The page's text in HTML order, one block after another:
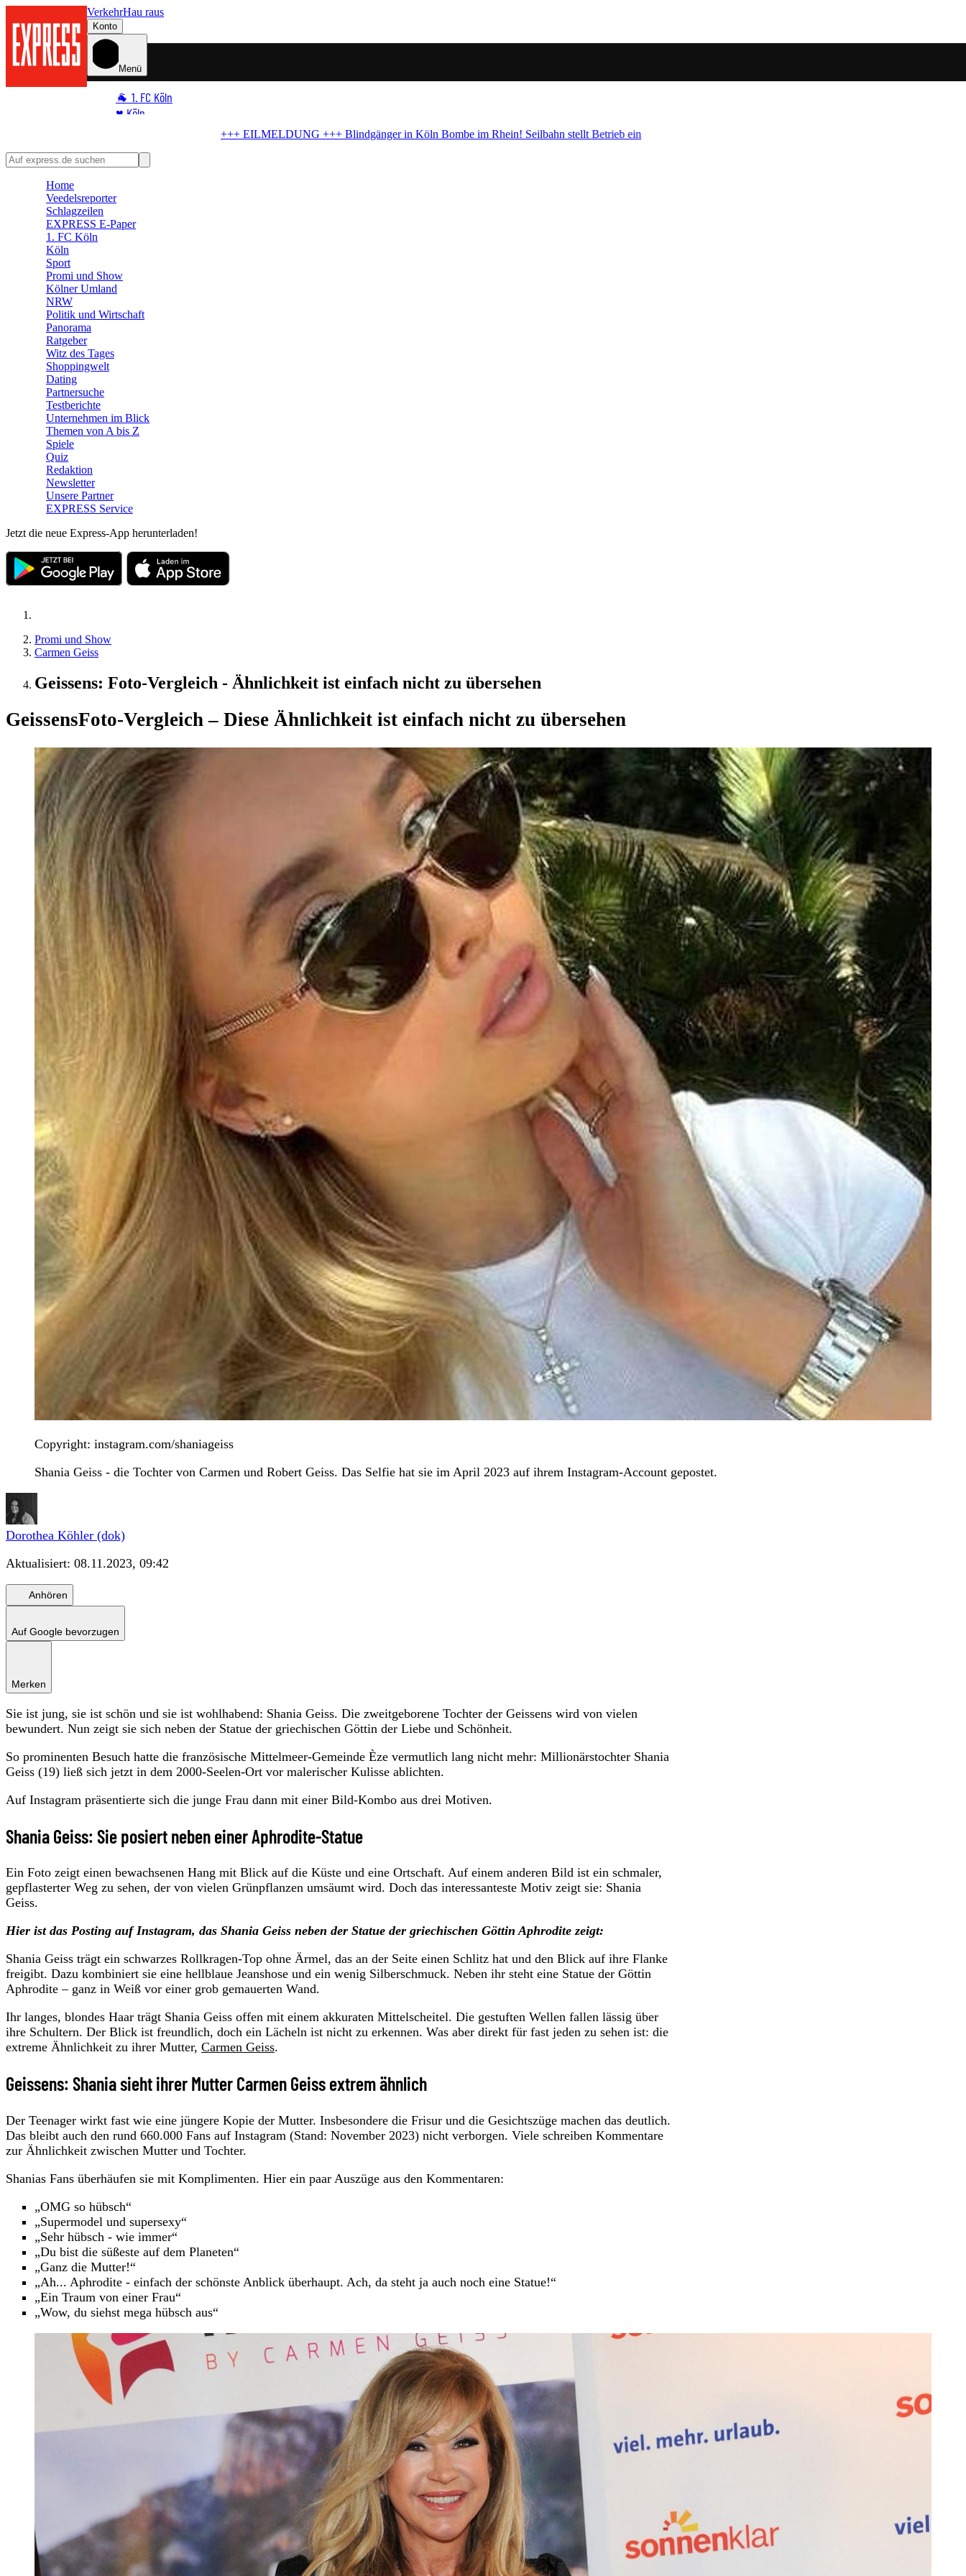
VerkehrHau raus
Konto
Menü
🐐 1. FC Köln
♥️ Köln
🏆 Sport
🛒 Shoppingwelt
Bombe im Rhein! Seilbahn stellt Betrieb ein
Home
Veedelsreporter
Schlagzeilen
EXPRESS E-Paper
1. FC Köln
Köln
Sport
Promi und Show
Kölner Umland
NRW
Politik und Wirtschaft
Panorama
Ratgeber
Witz des Tages
Shoppingwelt
Dating
Partnersuche
Testberichte
Unternehmen im Blick
Themen von A bis Z
Spiele
Quiz
Redaktion
Newsletter
Unsere Partner
EXPRESS Service
Jetzt die neue Express-App herunterladen!
Promi und Show
Carmen Geiss
Geissens: Foto-Vergleich - Ähnlichkeit ist einfach nicht zu übersehen
GeissensFoto-Vergleich – Diese Ähnlichkeit ist einfach nicht zu übersehen
Copyright: instagram.com/shaniageiss
Shania Geiss - die Tochter von Carmen und Robert Geiss. Das Selfie hat sie im April 2023 auf ihrem Instagram-Account gepostet.
Dorothea Köhler (dok)
Aktualisiert: 08.11.2023, 09:42
Anhören
Auf Google bevorzugen
Merken
Sie ist jung, sie ist schön und sie ist wohlhabend: Shania Geiss. Die zweitgeborene Tochter der Geissens wird von vielen
bewundert. Nun zeigt sie sich neben der Statue der griechischen Göttin der Liebe und Schönheit.
So prominenten Besuch hatte die französische Mittelmeer-Gemeinde Èze vermutlich lang nicht mehr: Millionärstochter Shania
Geiss (19) ließ sich jetzt in dem 2000-Seelen-Ort vor malerischer Kulisse ablichten.
Auf Instagram präsentierte sich die junge Frau dann mit einer Bild-Kombo aus drei Motiven.
Shania Geiss: Sie posiert neben einer Aphrodite-Statue
Ein Foto zeigt einen bewachsenen Hang mit Blick auf die Küste und eine Ortschaft. Auf einem anderen Bild ist ein schmaler,
gepflasterter Weg zu sehen, der von vielen Grünpflanzen umsäumt wird. Doch das interessanteste Motiv zeigt sie: Shania
Geiss.
Hier ist das Posting auf Instagram, das Shania Geiss neben der Statue der griechischen Göttin Aphrodite zeigt:
Shania Geiss trägt ein schwarzes Rollkragen-Top ohne Ärmel, das an der Seite einen Schlitz hat und den Blick auf ihre Flanke
freigibt. Dazu kombiniert sie eine hellblaue Jeanshose und ein wenig Silberschmuck. Neben ihr steht eine Statue der Göttin
Aphrodite – ganz in Weiß vor einer grob gemauerten Wand.
Ihr langes, blondes Haar trägt Shania Geiss offen mit einem akkuraten Mittelscheitel. Die gestuften Wellen fallen lässig über
ihre Schultern. Der Blick ist freundlich, doch ein Lächeln ist nicht zu erkennen. Was aber direkt für fast jeden zu sehen ist: die
extreme Ähnlichkeit zu ihrer Mutter, Carmen Geiss.
Geissens: Shania sieht ihrer Mutter Carmen Geiss extrem ähnlich
Der Teenager wirkt fast wie eine jüngere Kopie der Mutter. Insbesondere die Frisur und die Gesichtszüge machen das deutlich.
Das bleibt auch den rund 660.000 Fans auf Instagram (Stand: November 2023) nicht verborgen. Viele schreiben Kommentare
zur Ähnlichkeit zwischen Mutter und Tochter.
Shanias Fans überhäufen sie mit Komplimenten. Hier ein paar Auszüge aus den Kommentaren:
„OMG so hübsch“
„Supermodel und supersexy“
„Sehr hübsch - wie immer“
„Du bist die süßeste auf dem Planeten“
„Ganz die Mutter!“
„Ah... Aphrodite - einfach der schönste Anblick überhaupt. Ach, da steht ja auch noch eine Statue!“
„Ein Traum von einer Frau“
„Wow, du siehst mega hübsch aus“